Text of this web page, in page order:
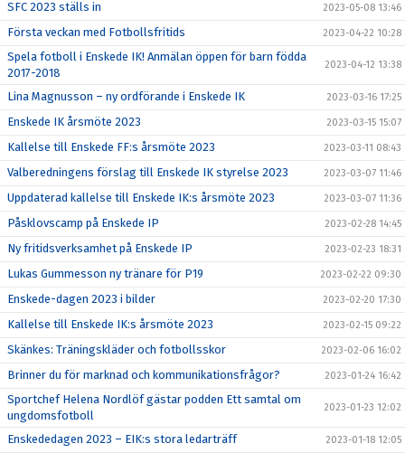
SFC 2023 ställs in 2023-05-08 13:46
Första veckan med Fotbollsfritids 2023-04-22 10:28
Spela fotboll i Enskede IK! Anmälan öppen för barn födda
2017-2018
2023-04-12 13:38
Lina Magnusson – ny ordförande i Enskede IK 2023-03-16 17:25
Enskede IK årsmöte 2023 2023-03-15 15:07
Kallelse till Enskede FF:s årsmöte 2023 2023-03-11 08:43
Valberedningens förslag till Enskede IK styrelse 2023 2023-03-07 11:46
Uppdaterad kallelse till Enskede IK:s årsmöte 2023 2023-03-07 11:36
Påsklovscamp på Enskede IP 2023-02-28 14:45
Ny fritidsverksamhet på Enskede IP 2023-02-23 18:31
Lukas Gummesson ny tränare för P19 2023-02-22 09:30
Enskede-dagen 2023 i bilder 2023-02-20 17:30
Kallelse till Enskede IK:s årsmöte 2023 2023-02-15 09:22
Skänkes: Träningskläder och fotbollsskor 2023-02-06 16:02
Brinner du för marknad och kommunikationsfrågor? 2023-01-24 16:42
Sportchef Helena Nordlöf gästar podden Ett samtal om
ungdomsfotboll
2023-01-23 12:02
Enskededagen 2023 – EIK:s stora ledarträff 2023-01-18 12:05